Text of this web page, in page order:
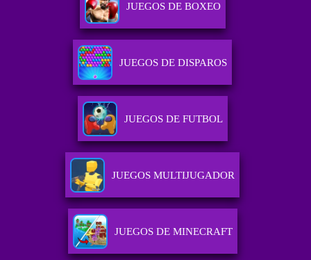
JUEGOS DE BOXEO
JUEGOS DE DISPAROS
JUEGOS DE FUTBOL
JUEGOS MULTIJUGADOR
JUEGOS DE MINECRAFT